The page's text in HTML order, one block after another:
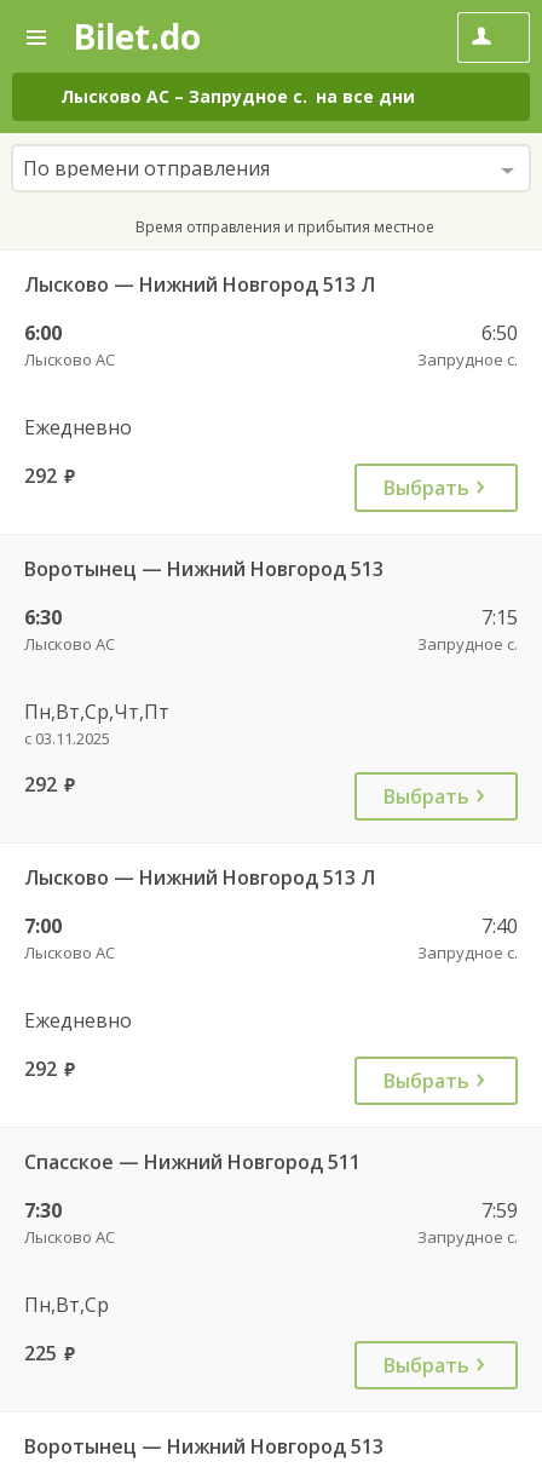
—
Поиск
и
покупка
билетов
на
автобус
онлайн
Bilet.do
Лысково АС – Запрудное с. на все дни
По времени отправления
Время отправления и прибытия местное
Лысково — Нижний Новгород 513 Л
6:00
Лысково АС
6:50
Запрудное с.
Ежедневно
292 руб. Выбрать
Воротынец — Нижний Новгород 513
6:30
Лысково АС
7:15
Запрудное с.
Пн,Вт,Ср,Чт,Пт
с 03.11.2025
292 руб. Выбрать
Лысково — Нижний Новгород 513 Л
7:00
Лысково АС
7:40
Запрудное с.
Ежедневно
292 руб. Выбрать
Спасское — Нижний Новгород 511
7:30
Лысково АС
7:59
Запрудное с.
Пн,Вт,Ср
225 руб. Выбрать
Воротынец — Нижний Новгород 513